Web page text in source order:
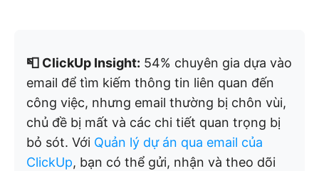
📮 ClickUp Insight: 54% chuyên gia dựa vào
email để tìm kiếm thông tin liên quan đến
công việc, nhưng email thường bị chôn vùi,
chủ đề bị mất và các chi tiết quan trọng bị
bỏ sót. Với Quản lý dự án qua email của
ClickUp, bạn có thể gửi, nhận và theo dõi